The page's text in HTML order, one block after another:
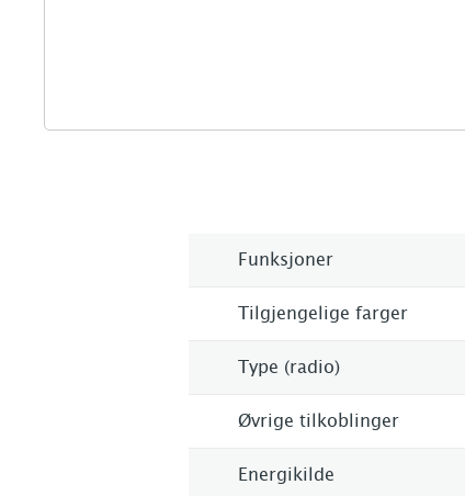
Funksjoner
Tilgjengelige farger
Type (radio)
Øvrige tilkoblinger
Energikilde